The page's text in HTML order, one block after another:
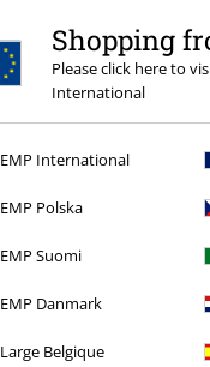
Shopping
Please click here to
International
EMP International
EMP Polska
EMP Suomi
EMP Danmark
Large Belgique